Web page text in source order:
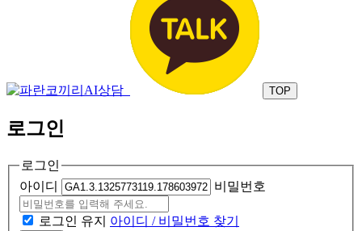
TOP
로그인
로그인
아이디
비밀번호
로그인 유지 아이디 / 비밀번호 찾기